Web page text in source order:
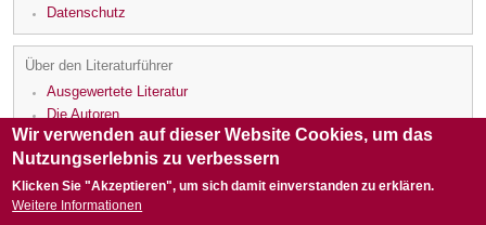
Datenschutz
Über den Literaturführer
Ausgewertete Literatur
Die Autoren
Die Rezensenten
Wir verwenden auf dieser Website Cookies, um das
Nutzungserlebnis zu verbessern
Klicken Sie "Akzeptieren", um sich damit einverstanden zu erklären.
Weitere Informationen